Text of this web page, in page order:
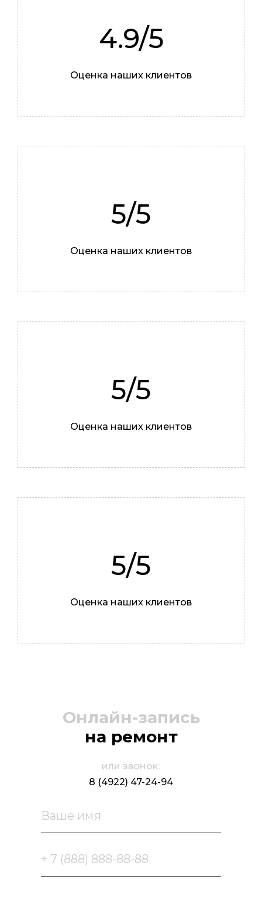
Роман
4.9/5
Оценка наших клиентов
5/5
Оценка наших клиентов
5/5
Оценка наших клиентов
5/5
Оценка наших клиентов
Онлайн-запись
на ремонт
или звонок:
8 (4922) 47-24-94